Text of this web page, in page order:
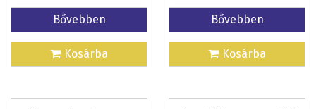
Bővebben
Kosárba
Bővebben
Kosárba